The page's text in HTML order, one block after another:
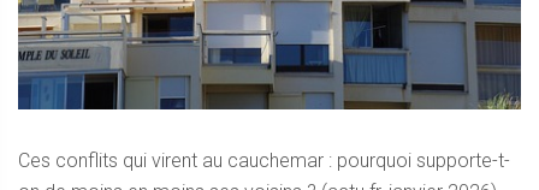
Ces conflits qui virent au cauchemar : pourquoi supporte-t-